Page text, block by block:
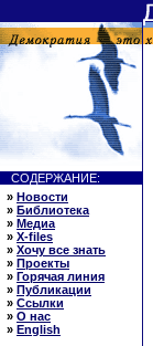
СОДЕРЖАНИЕ:
» Новости
» Библиотека
» Медиа
» X-files
» Хочу все знать
» Проекты
» Горячая линия
» Публикации
» Ссылки
» О нас
» English